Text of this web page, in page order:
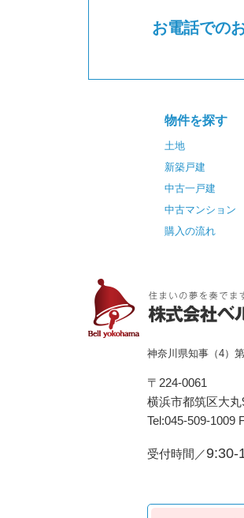
お電話での
物件を探す
土地
新築戸建
中古一戸建
中古マンション
購入の流れ
神奈川県知事（4）
〒224-0061
横浜市都筑区⼤
Tel:045-509-1009
受付時間／9:30-